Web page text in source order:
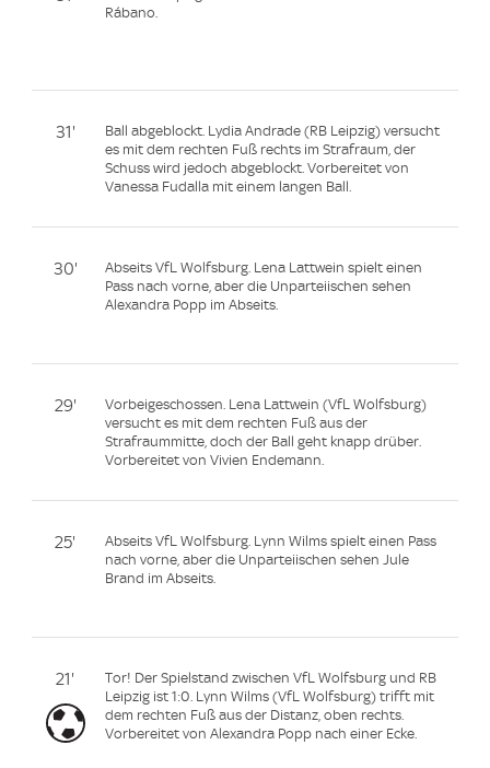
Rábano.
31'
Ball abgeblockt. Lydia Andrade (RB Leipzig) versucht
es mit dem rechten Fuß rechts im Strafraum, der
Schuss wird jedoch abgeblockt. Vorbereitet von
Vanessa Fudalla mit einem langen Ball.
30'
Abseits VfL Wolfsburg. Lena Lattwein spielt einen
Pass nach vorne, aber die Unparteiischen sehen
Alexandra Popp im Abseits.
29'
Vorbeigeschossen. Lena Lattwein (VfL Wolfsburg)
versucht es mit dem rechten Fuß aus der
Strafraummitte, doch der Ball geht knapp drüber.
Vorbereitet von Vivien Endemann.
25'
Abseits VfL Wolfsburg. Lynn Wilms spielt einen Pass
nach vorne, aber die Unparteiischen sehen Jule
Brand im Abseits.
21'
Tor! Der Spielstand zwischen VfL Wolfsburg und RB
Leipzig ist 1:0. Lynn Wilms (VfL Wolfsburg) trifft mit
dem rechten Fuß aus der Distanz, oben rechts.
Vorbereitet von Alexandra Popp nach einer Ecke.